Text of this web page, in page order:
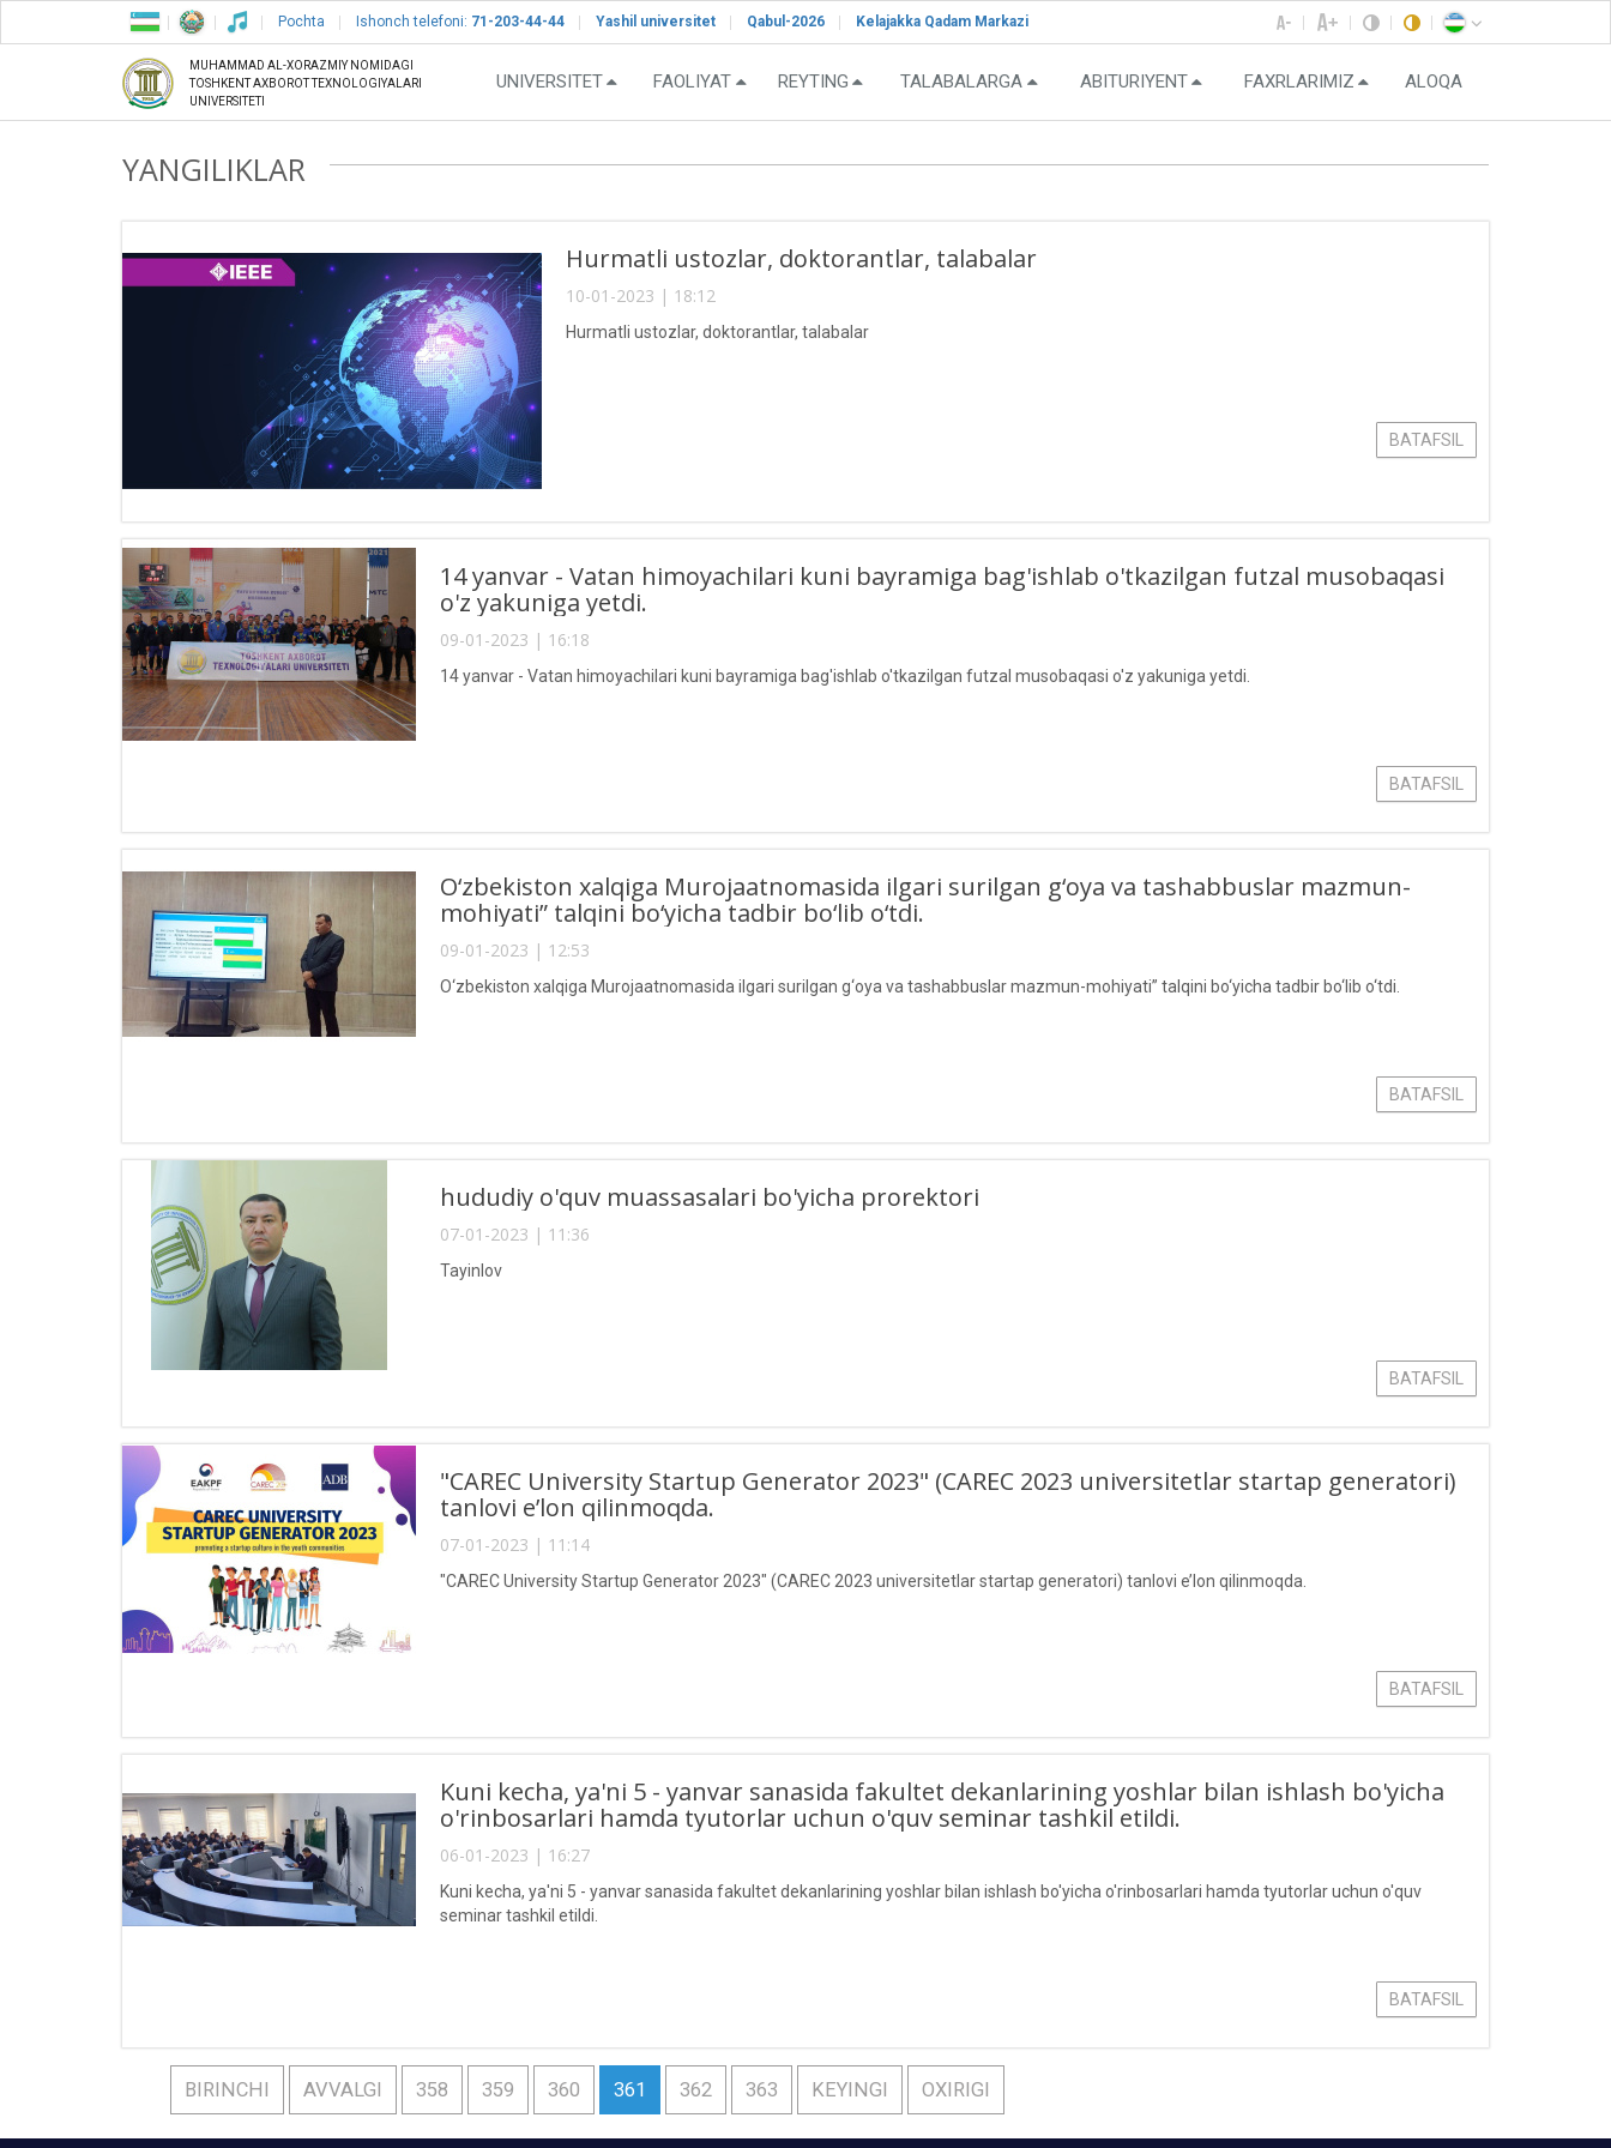
Pochta Ishonch telefoni: 71-203-44-44 Yashil universitet Qabul-2026 Kelajakka Qadam Markazi
MUHAMMAD AL-XORAZMIY NOMIDAGI
TOSHKENT AXBOROT TEXNOLOGIYALARI
UNIVERSITETI
UNIVERSITET FAOLIYAT REYTING TALABALARGA ABITURIYENT FAXRLARIMIZ ALOQA
YANGILIKLAR
Hurmatli ustozlar, doktorantlar, talabalar
10-01-2023 | 18:12
Hurmatli ustozlar, doktorantlar, talabalar
BATAFSIL
14 yanvar - Vatan himoyachilari kuni bayramiga bag'ishlab o'tkazilgan futzal musobaqasi
o'z yakuniga yetdi.
09-01-2023 | 16:18
14 yanvar - Vatan himoyachilari kuni bayramiga bag'ishlab o'tkazilgan futzal musobaqasi o'z yakuniga yetdi.
BATAFSIL
O‘zbekiston xalqiga Murojaatnomasida ilgari surilgan g‘oya va tashabbuslar mazmun-
mohiyati” talqini bo‘yicha tadbir bo‘lib o‘tdi.
09-01-2023 | 12:53
O‘zbekiston xalqiga Murojaatnomasida ilgari surilgan g‘oya va tashabbuslar mazmun-mohiyati” talqini bo‘yicha tadbir bo‘lib o‘tdi.
BATAFSIL
hududiy o'quv muassasalari bo'yicha prorektori
07-01-2023 | 11:36
Tayinlov
BATAFSIL
"CAREC University Startup Generator 2023" (CAREC 2023 universitetlar startap generatori)
tanlovi e’lon qilinmoqda.
07-01-2023 | 11:14
"CAREC University Startup Generator 2023" (CAREC 2023 universitetlar startap generatori) tanlovi e’lon qilinmoqda.
BATAFSIL
Kuni kecha, ya'ni 5 - yanvar sanasida fakultet dekanlarining yoshlar bilan ishlash bo'yicha
o'rinbosarlari hamda tyutorlar uchun o'quv seminar tashkil etildi.
06-01-2023 | 16:27
Kuni kecha, ya'ni 5 - yanvar sanasida fakultet dekanlarining yoshlar bilan ishlash bo'yicha o'rinbosarlari hamda tyutorlar uchun o'quv
seminar tashkil etildi.
BATAFSIL
BIRINCHI AVVALGI 358 359 360 361 362 363 KEYINGI OXIRIGI